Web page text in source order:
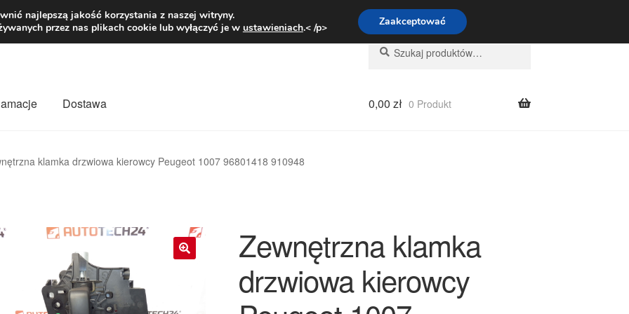
zł Pn.-pt. 9:00-16:00800 003 167
Szukaj:
Szukaj
Dostawa 0,00 zł 0 Produkt
klamka drzwiowa kierowcy Peugeot 1007 96801418 910948
Zewnętrzna klamka
drzwiowa kierowcy
najlepszą jakość korzystania z naszej witryny.
przez nas plikach cookie lub wyłączyć je w ustawieniach.< /p> Zaakceptować